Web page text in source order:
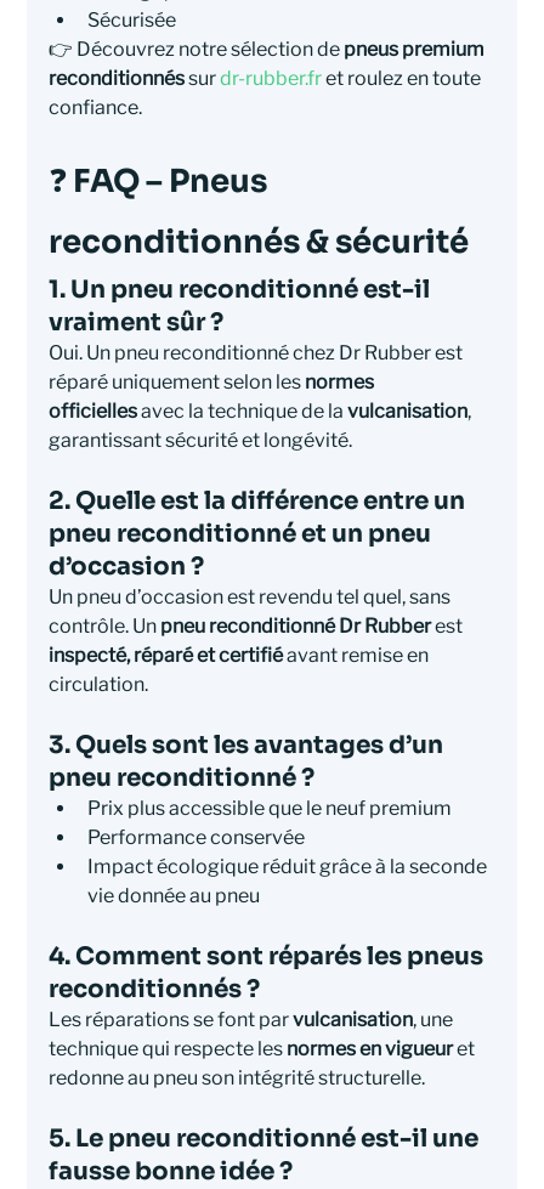
Sécurisée
👉 Découvrez notre sélection de pneus premium
reconditionnés sur dr-rubber.fr et roulez en toute
confiance.
❓ FAQ – Pneus
reconditionnés & sécurité
1. Un pneu reconditionné est-il
vraiment sûr ?
Oui. Un pneu reconditionné chez Dr Rubber est
réparé uniquement selon les normes
officielles avec la technique de la vulcanisation,
garantissant sécurité et longévité.
2. Quelle est la différence entre un
pneu reconditionné et un pneu
d’occasion ?
Un pneu d’occasion est revendu tel quel, sans
contrôle. Un pneu reconditionné Dr Rubber est
inspecté, réparé et certifié avant remise en
circulation.
3. Quels sont les avantages d’un
pneu reconditionné ?
Prix plus accessible que le neuf premium
Performance conservée
Impact écologique réduit grâce à la seconde
vie donnée au pneu
4. Comment sont réparés les pneus
reconditionnés ?
Les réparations se font par vulcanisation, une
technique qui respecte les normes en vigueur et
redonne au pneu son intégrité structurelle.
5. Le pneu reconditionné est-il une
fausse bonne idée ?